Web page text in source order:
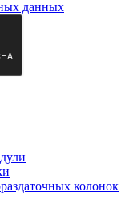
данных
колонок